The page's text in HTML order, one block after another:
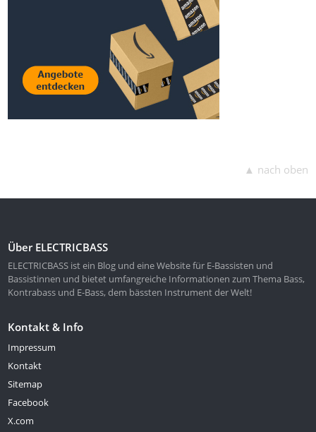
▲ nach oben
Über ELECTRICBASS
ELECTRICBASS ist ein Blog und eine Website für E-Bassisten und
Bassistinnen und bietet umfangreiche Informationen zum Thema Bass,
Kontrabass und E-Bass, dem bässten Instrument der Welt!
Kontakt & Info
Impressum
Kontakt
Sitemap
Facebook
X.com